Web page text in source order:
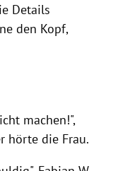
Details
den Kopf,
machen!",
hörte die Frau.